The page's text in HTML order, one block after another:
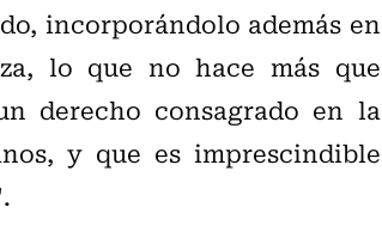
incorporándolo además en
lo que no hace más que
derecho consagrado en la
y que es imprescindible